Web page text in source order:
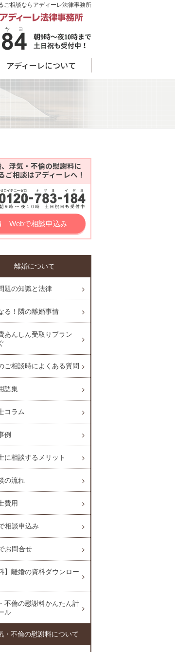
ご相談ならアディーレ法律事務所
アディーレについて
浮気・不倫の慰謝料に
ご相談はアディーレへ！
Webで相談申込み
離婚について
題の知識と法律
る！隣の離婚事情
あんしん受取りプラン
ご相談時によくある質問
語集
コラム
例
に相談するメリット
の流れ
費用
相談申込み
お問合せ
】離婚の資料ダウンロー
不倫の慰謝料かんたん計
ル
・不倫の慰謝料について